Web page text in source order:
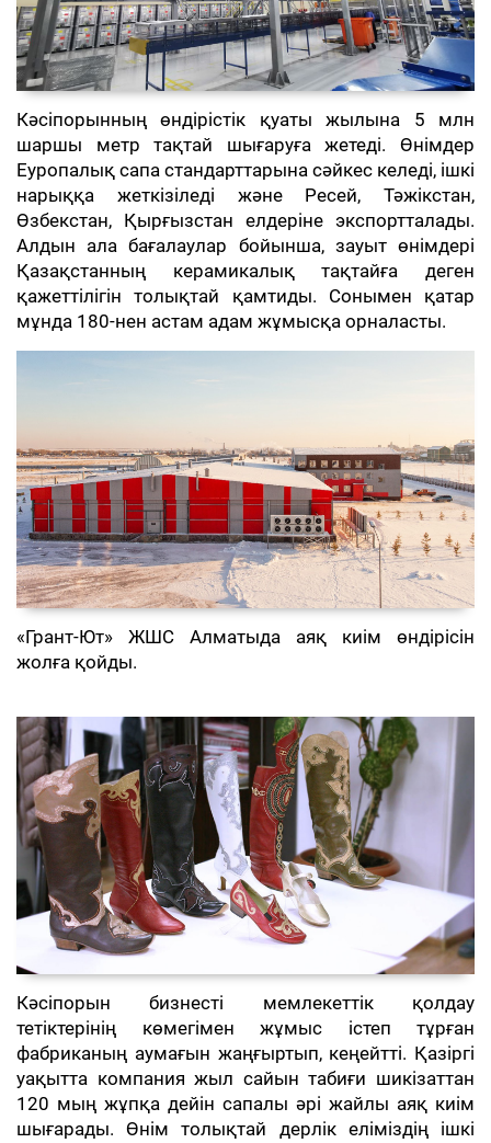
Кәсіпорынның өндірістік қуаты жылына 5 млн
шаршы метр тақтай шығаруға жетеді. Өнімдер
Еуропалық сапа стандарттарына сәйкес келеді, ішкі
нарыққа жеткізіледі және Ресей, Тәжікстан,
Өзбекстан, Қырғызстан елдеріне экспортталады.
Алдын ала бағалаулар бойынша, зауыт өнімдері
Қазақстанның керамикалық тақтайға деген
қажеттілігін толықтай қамтиды. Сонымен қатар
мұнда 180-нен астам адам жұмысқа орналасты.
«Грант-Ют» ЖШС Алматыда аяқ киім өндірісін
жолға қойды.
Кәсіпорын бизнесті мемлекеттік қолдау
тетіктерінің көмегімен жұмыс істеп тұрған
фабриканың аумағын жаңғыртып, кеңейтті. Қазіргі
уақытта компания жыл сайын табиғи шикізаттан
120 мың жұпқа дейін сапалы әрі жайлы аяқ киім
шығарады. Өнім толықтай дерлік еліміздің ішкі